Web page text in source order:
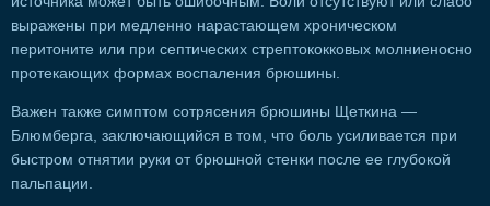
выражены при медленно нарастающем хроническом
перитоните или при септических стрептококковых молниеносно
протекающих формах воспаления брюшины.
Важен также симптом сотрясения брюшины Щеткина —
Блюмберга, заключающийся в том, что боль усиливается при
быстром отнятии руки от брюшной стенки после ее глубокой
пальпации.